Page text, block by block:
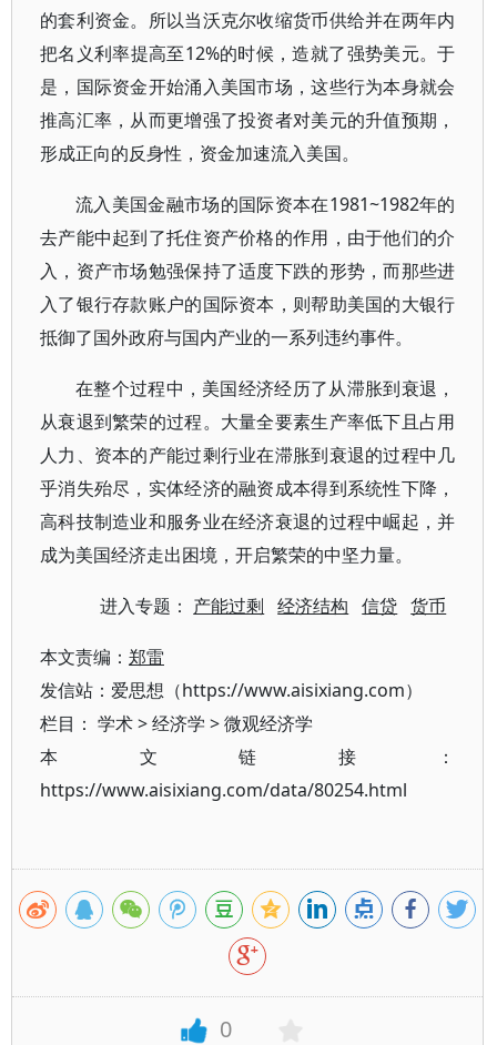
的套利资金。所以当沃克尔收缩货币供给并在两年内
把名义利率提高至12%的时候，造就了强势美元。于
是，国际资金开始涌入美国市场，这些行为本身就会
推高汇率，从而更增强了投资者对美元的升值预期，
形成正向的反身性，资金加速流入美国。
流入美国金融市场的国际资本在1981~1982年的
去产能中起到了托住资产价格的作用，由于他们的介
入，资产市场勉强保持了适度下跌的形势，而那些进
入了银行存款账户的国际资本，则帮助美国的大银行
抵御了国外政府与国内产业的一系列违约事件。
在整个过程中，美国经济经历了从滞胀到衰退，
从衰退到繁荣的过程。大量全要素生产率低下且占用
人力、资本的产能过剩行业在滞胀到衰退的过程中几
乎消失殆尽，实体经济的融资成本得到系统性下降，
高科技制造业和服务业在经济衰退的过程中崛起，并
成为美国经济走出困境，开启繁荣的中坚力量。
进入专题： 产能过剩 经济结构 信贷 货币
本文责编： 郑雷
发信站：爱思想（https://www.aisixiang.com）
栏目： 学术>经济学 >微观经济学
本文链接：
https://www.aisixiang.com/data/80254.html
0